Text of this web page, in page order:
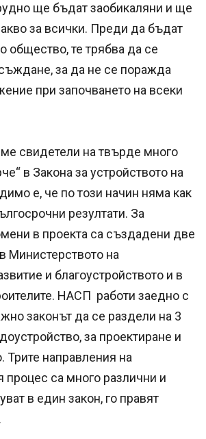
ще бъдат заобикаляни и ще
за всички. Преди да бъдат
общество, те трябва да се
за да не се поражда
при започването на всеки
свидетели на твърде много
в Закона за устройството на
е, че по този начин няма как
резултати. За
в проекта са създадени две
Министерството на
и благоустройството и в
НАСП работи заедно с
законът да се раздели на 3
за проектиране и
Трите направления на
процес са много различни и
в един закон, го правят